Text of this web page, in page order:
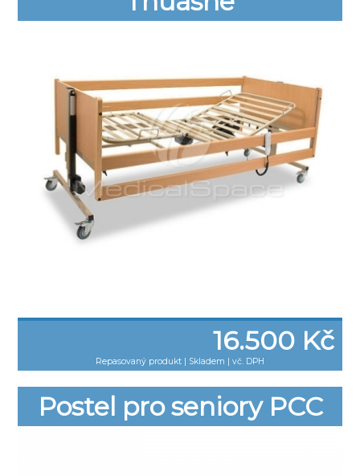
16.500 Kč
Repasovaný produkt Skladem | vč. DPH
Postel pro seniory PCC